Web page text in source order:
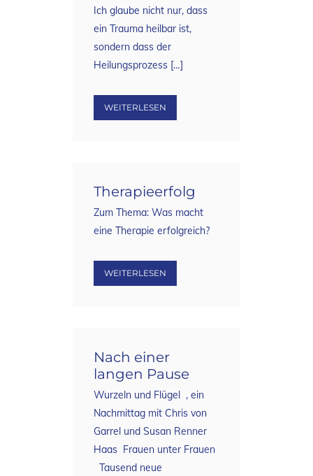
Ich glaube nicht nur, dass
ein Trauma heilbar ist,
sondern dass der
Heilungsprozess […]
WEITERLESEN
Therapieerfolg
Zum Thema: Was macht
eine Therapie erfolgreich?
WEITERLESEN
Nach einer
langen Pause
Wurzeln und Flügel , ein
Nachmittag mit Chris von
Garrel und Susan Renner
Haas Frauen unter Frauen
Tausend neue